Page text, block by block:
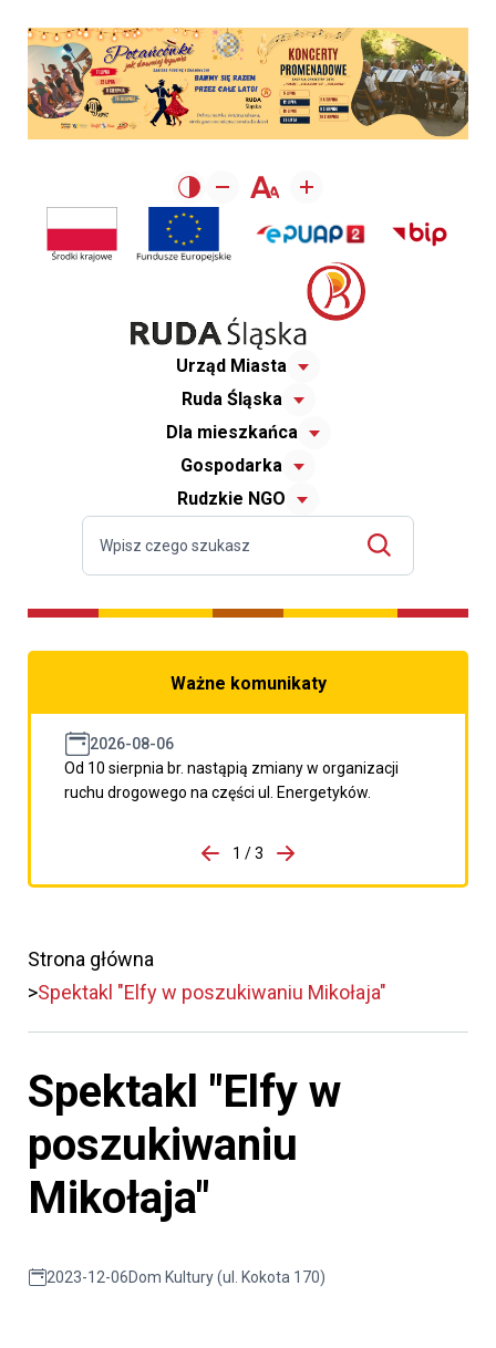
Urząd Miasta
Ruda Śląska
Dla mieszkańca
Gospodarka
Rudzkie NGO
Ważne komunikaty
2026-08-06
Od 10 sierpnia br. nastąpią zmiany w organizacji
ruchu drogowego na części ul. Energetyków.
porzpedniego komunikatu
1 / 3
Przejdź do następnego
Strona główna
Spektakl "Elfy w poszukiwaniu Mikołaja"
Spektakl "Elfy w
poszukiwaniu
Mikołaja"
2023-12-06Dom Kultury (ul. Kokota 170)